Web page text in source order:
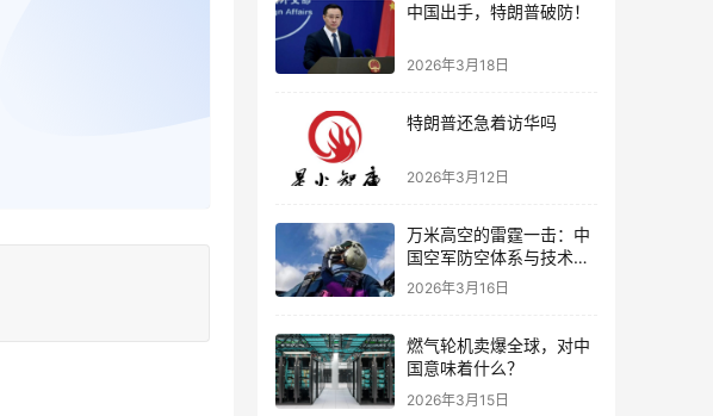
中国出手，特朗普破防！
2026年3月18日
特朗普还急着访华吗
2026年3月12日
万米高空的雷霆一击：中
国空军防空体系与技术自
信的集中展示
2026年3月16日
燃气轮机卖爆全球，对中
国意味着什么？
2026年3月15日